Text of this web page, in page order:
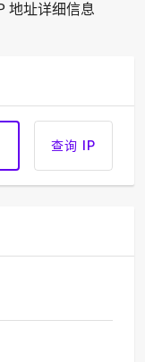
地址详细信息
查询 IP